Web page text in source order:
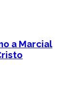
a Marcial